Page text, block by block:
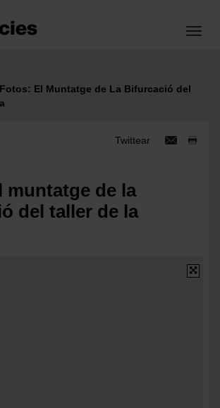
Fotos: El Muntatge de La Bifurcació del
Twittear
muntatge de la
del taller de la